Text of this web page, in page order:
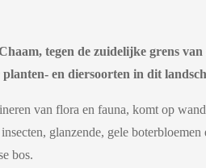
tegen de zuidelijke grens
en diersoorten in dit
van flora en fauna, komt op
glanzende, gele
bos.